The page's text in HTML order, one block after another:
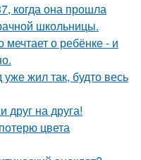
когда она прошла
школьницы.
о ребёнке - и
жил так, будто весь
друг на друга!
цвета